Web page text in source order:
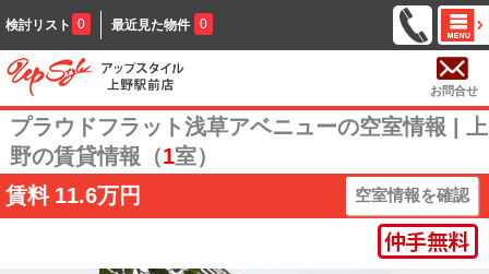
検討リスト 0 最近見た物件 0
お問合せ
プラウドフラット浅草アベニューの空室情報 | 上
野の賃貸情報（1室）
賃料 11.6万円 空室情報を確認